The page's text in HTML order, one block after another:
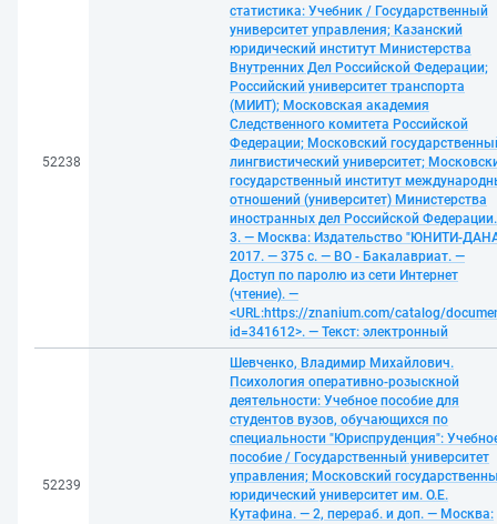
52238
статистика: Учебник / Государственный
университет управления; Казанский
юридический институт Министерства
Внутренних Дел Российской Федерации;
Российский университет транспорта
(МИИТ); Московская академия
Следственного комитета Российской
Федерации; Московский
лингвистический университет;
государственный институт
отношений (университет) Министерства
иностранных дел Российской
3. — Москва: Издательство "ЮНИТИ-
2017. — 375 с. — ВО - Бакалавриат. —
Доступ по паролю из сети Интернет
(чтение). —
<URL:https://znanium.com/catalog/
id=341612>. — Текст: электронный
52239
Шевченко, Владимир Михайлович.
Психология оперативно-розыскной
деятельности: Учебное пособие для
студентов вузов, обучающихся по
специальности "Юриспруденция":
пособие / Государственный университет
управления; Московский
юридический университет им. О.Е.
Кутафина. — 2, перераб. и доп. — Москва: